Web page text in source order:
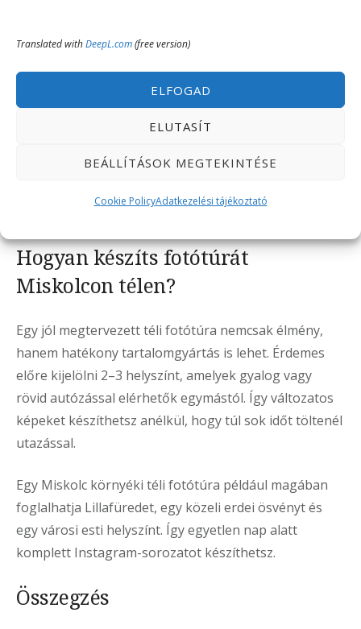
Translated withDeepL.com(free version)
ELFOGAD
ELUTASÍT
BEÁLLÍTÁSOK MEGTEKINTÉSE
Cookie PolicyAdatkezelési tájékoztató
Borult időben is fotózz: a szórt fény egyenletes,
Figyelj a fehéregyensúlyra, mert a téli képek
világos hó előtt
Hogyan készíts fotótúrát
Miskolcon télen?
Egy jól megtervezett téli fotótúra nemcsak élmény,
hanem hatékony tartalomgyártás is lehet. Érdemes
előre kijelölni 2–3 helyszínt, amelyek gyalog vagy
rövid autózással elérhetők egymástól. Így változatos
képeket készíthetsz anélkül, hogy túl sok időt töltenél
utazással.
Egy Miskolc környéki téli fotótúra például magában
foglalhatja Lillafüredet, egy közeli erdei ösvényt és
egy városi esti helyszínt. Így egyetlen nap alatt
komplett Instagram-sorozatot készíthetsz.
Összegzés